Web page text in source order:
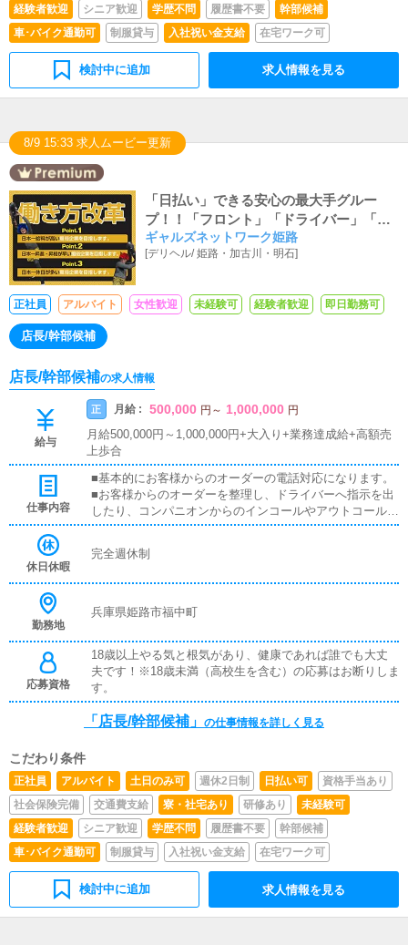
経験者歓迎
シニア歓迎 学歴不問 履歴書不要
幹部候補
車･バイク通勤可
制服貸与 入社祝い金支給 在宅ワーク可
検討中に追加 求人情報を見る
8/9 15:33 求人ムービー更新
「日払い」できる安心の最大手グルー
プ！！「フロント」「ドライバー」「レ
タッチャー」「カメラマン」随時大募集
中！！女性スタッフも働きやすい充実環
あり）」！「未経験大歓迎」！一度でい
いから働いてみて下さい♪(*‘∀‘)
ギャルズネットワーク姫路
[デリヘル/姫路・加古川・明石]
正社員 アルバイト 女性歓迎 未経験可 経験者歓迎 即日勤務可
店長/幹部候補
店長/幹部候補の求人情報
給与
正 月給 : 500,000 円 ～ 1,000,000 円
月給500,000円～1,000,000円+大入り+業務達成給+高額売
上歩合
仕事内容
■基本的にお客様からのオーダーの電話対応になります。
■お客様からのオーダーを整理し、ドライバーへ指示を出
したり、コンパニオンからのインコールやアウトコール及
び料金の指示等になります。難しいトーク技術は必要なく
す。またお電話での接客業務になりますので、言葉遣いや
客様が何度もご利用してい頂いております。■風俗業はま
厳守！きちんと納税義務も徹底しております。もちろん反
社会勢力等との付き合い関係も一切無く、社長、従業員全
員一般企業からの転職です。■弊社は昼間の会社と変わら
ず「安心してやりがいのある楽しい仕事。
休日休暇
完全週休制
勤務地
兵庫県姫路市福中町
応募資格
18歳以上やる気と根気があり、健康であれば誰でも大丈
夫です！※18歳未満（高校生を含む）の応募はお断りしま
す。
「店長/幹部候補」 の仕事情報を詳しく見る
こだわり条件
正社員 アルバイト 土日のみ可 週休2日制 日払い可
資格手当あり
社会保険完備
交通費支給 寮・社宅あり 研修あり
未経験可
経験者歓迎
シニア歓迎 学歴不問 履歴書不要
幹部候補
車･バイク通勤可
制服貸与 入社祝い金支給 在宅ワーク可
検討中に追加 求人情報を見る